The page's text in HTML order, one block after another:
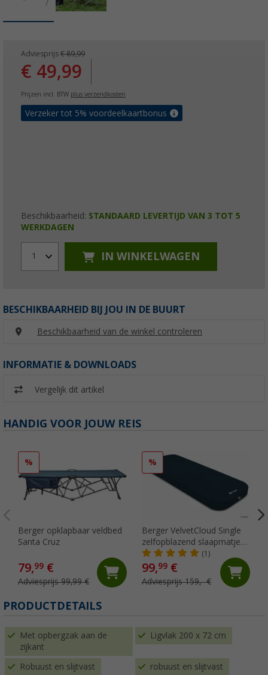
Adviesprijs € 89,99
€ 49,99
Prijzen incl. BTW plus verzendkosten
Verzeker tot 5% voordeelkaartbonus
Beschikbaarheid: STANDAARD LEVERTIJD VAN 3 TOT 5
WERKDAGEN
1 IN WINKELWAGEN
BESCHIKBAARHEID BIJ JOU IN DE BUURT
Beschikbaarheid van de winkel controleren
INFORMATIE & DOWNLOADS
Vergelijk dit artikel
HANDIG VOOR JOUW REIS
%
Berger opklapbaar veldbed
Santa Cruz
79,99 €
Adviesprijs 99,99 €
%
Berger VelvetCloud Single
zelfopblazend slaapmatje
200x73 cm
(1)
99,99€
Adviesprijs 159,- €
PRODUCTDETAILS
Met opbergzak aan de
zijkant
Ligvlak 200 x 72 cm
Robuust en slijtvast robuust en slijtvast